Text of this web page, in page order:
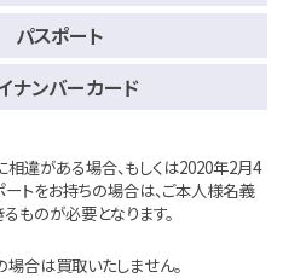
パスポート
ナンバーカード
違がある場合、もしくは2020年2月4
トをお持ちの場合は、ご本人様名義
ものが必要となります。
合は買取いたしません。